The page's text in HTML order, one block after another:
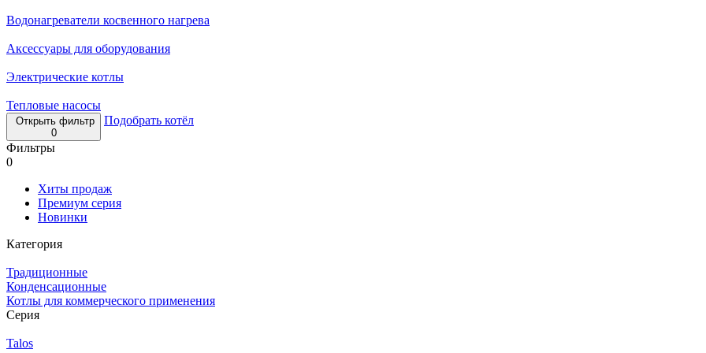
Водонагреватели косвенного нагрева
Аксессуары для оборудования
Электрические котлы
Тепловые насосы
Открыть фильтр
0
Подобрать котёл
Фильтры
0
Хиты продаж
Премиум серия
Новинки
Категория
Традиционные
Конденсационные
Котлы для коммерческого применения
Серия
Talos